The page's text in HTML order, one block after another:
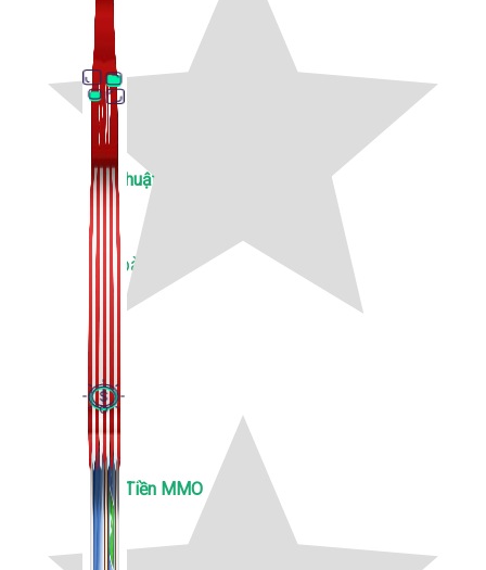
Thủ Thuật Facebook
536 bài viết
Kiếm Tiền MMO